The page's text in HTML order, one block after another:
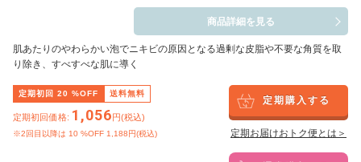
商品詳細を見る
肌あたりのやわらかい泡でニキビの原因となる過剰な皮脂や不要な角質を取
り除き、すべすべな肌に導く
定期初回 20 %OFF 送料無料
定期初回価格: 1,056円(税込)
※2回目以降は 10 %OFF 1,188円(税込)
定期購入する
定期お届けおトク便とは＞